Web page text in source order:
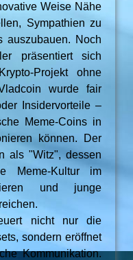
Weise Nähe
Sympathien zu
auszubauen. Noch
präsentiert sich
Projekt ohne
wurde fair
Insidervorteile –
Meme-Coins in
können. Der
als "Witz", dessen
Meme-Kultur im
und junge
nicht nur die
sondern eröffnet
Kommunikation.